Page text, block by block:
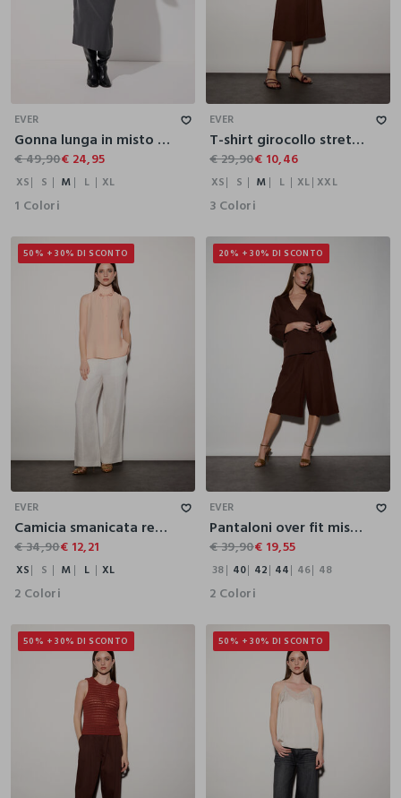
XL
EVER
Gonna lunga in misto lana e viscosa donna
€ 49,90€ 24,95
XS S M L XL
1 Colori
L XL
EVER
T-shirt girocollo stretch donna
€ 29,90€ 10,46
XS S M L XL XXL
3 Colori
50% + 30% DI SCONTO
L
XL
EVER
Camicia smanicata regular fit a collo alto in poli-viscosa donna
€ 34,90€ 12,21
XS S M L XL
2 Colori
20% + 30% DI SCONTO
EVER
Pantaloni over fit misto lino donna
€ 39,90€ 19,55
38 40 42 44 46 48
2 Colori
50% + 30% DI SCONTO 50% + 30% DI SCONTO